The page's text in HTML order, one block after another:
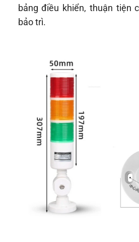
bảng điều khiển, thuận tiện
bảo trì.